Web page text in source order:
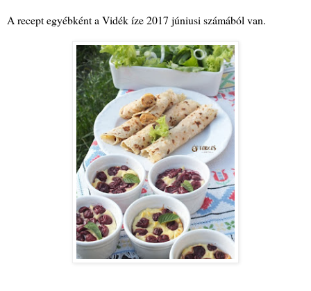
A recept egyébként a Vidék íze 2017 júniusi számából van.